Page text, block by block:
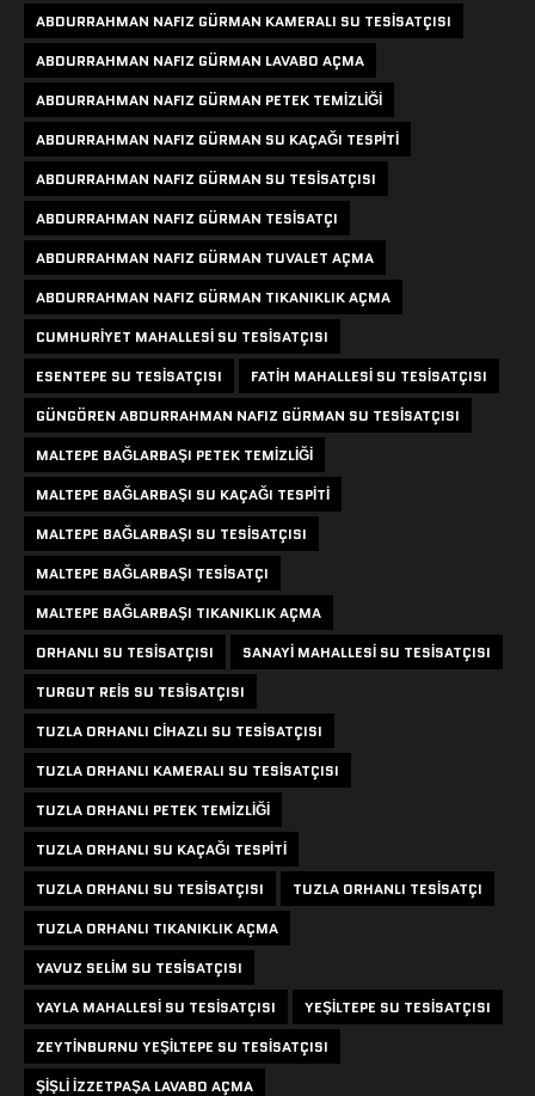
ABDURRAHMAN NAFIZ GÜRMAN KAMERALI SU TESISATÇISI
ABDURRAHMAN NAFIZ GÜRMAN LAVABO AÇMA
ABDURRAHMAN NAFIZ GÜRMAN PETEK TEMIZLIĞI
ABDURRAHMAN NAFIZ GÜRMAN SU KAÇAĞI TESPITI
ABDURRAHMAN NAFIZ GÜRMAN SU TESISATÇISI
ABDURRAHMAN NAFIZ GÜRMAN TESISATÇI
ABDURRAHMAN NAFIZ GÜRMAN TUVALET AÇMA
ABDURRAHMAN NAFIZ GÜRMAN TIKANIKLIK AÇMA
CUMHURIYET MAHALLESI SU TESISATÇISI
ESENTEPE SU TESISATÇISI
FATIH MAHALLESI SU TESISATÇISI
GÜNGÖREN ABDURRAHMAN NAFIZ GÜRMAN SU TESISATÇISI
MALTEPE BAĞLARBAŞI PETEK TEMIZLIĞI
MALTEPE BAĞLARBAŞI SU KAÇAĞI TESPITI
MALTEPE BAĞLARBAŞI SU TESISATÇISI
MALTEPE BAĞLARBAŞI TESISATÇI
MALTEPE BAĞLARBAŞI TIKANIKLIK AÇMA
ORHANLI SU TESISATÇISI
SANAYI MAHALLESI SU TESISATÇISI
TURGUT REIS SU TESISATÇISI
TUZLA ORHANLI CIHAZLI SU TESISATÇISI
TUZLA ORHANLI KAMERALI SU TESISATÇISI
TUZLA ORHANLI PETEK TEMIZLIĞI
TUZLA ORHANLI SU KAÇAĞI TESPITI
TUZLA ORHANLI SU TESISATÇISI
TUZLA ORHANLI TESISATÇI
TUZLA ORHANLI TIKANIKLIK AÇMA
YAVUZ SELIM SU TESISATÇISI
YAYLA MAHALLESI SU TESISATÇISI
YEŞILTEPE SU TESISATÇISI
ZEYTINBURNU YEŞILTEPE SU TESISATÇISI
ŞIŞLI IZZETPAŞA LAVABO AÇMA